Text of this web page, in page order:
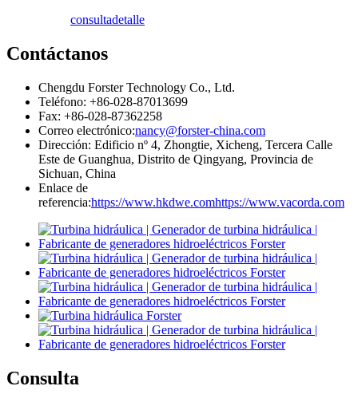
consultadetalle
Contáctanos
Chengdu Forster Technology Co., Ltd.
Teléfono: +86-028-87013699
Fax: +86-028-87362258
Correo electrónico:nancy@forster-china.com
Dirección: Edificio nº 4, Zhongtie, Xicheng, Tercera Calle
Este de Guanghua, Distrito de Qingyang, Provincia de
Sichuan, China
Enlace de
referencia:https://www.hkdwe.comhttps://www.vacorda.com
Consulta